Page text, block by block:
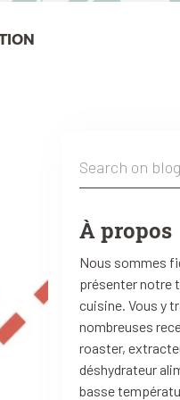
À propos
Nous sommes
présenter notre
cuisine. Vous y
nombreuses
roaster,
déshydrateur
basse